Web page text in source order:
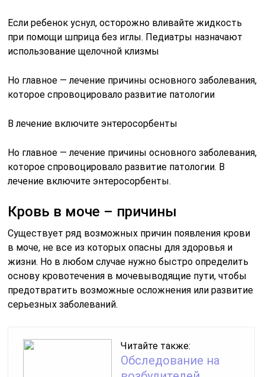
Если ребенок уснул, осторожно вливайте жидкость
при помощи шприца без иглы. Педиатры назначают
использование щелочной клизмы
Но главное — лечение причины основного заболевания,
которое спровоцировало развитие патологии
В лечение включите энтеросорбенты
Но главное — лечение причины основного заболевания,
которое спровоцировало развитие патологии. В
лечение включите энтеросорбенты.
Кровь в моче – причины
Существует ряд возможных причин появления крови
в моче, не все из которых опасны для здоровья и
жизни. Но в любом случае нужно быстро определить
основу кровотечения в мочевыводящие пути, чтобы
предотвратить возможные осложнения или развитие
серьезных заболеваний.
Читайте также:
Обследование на